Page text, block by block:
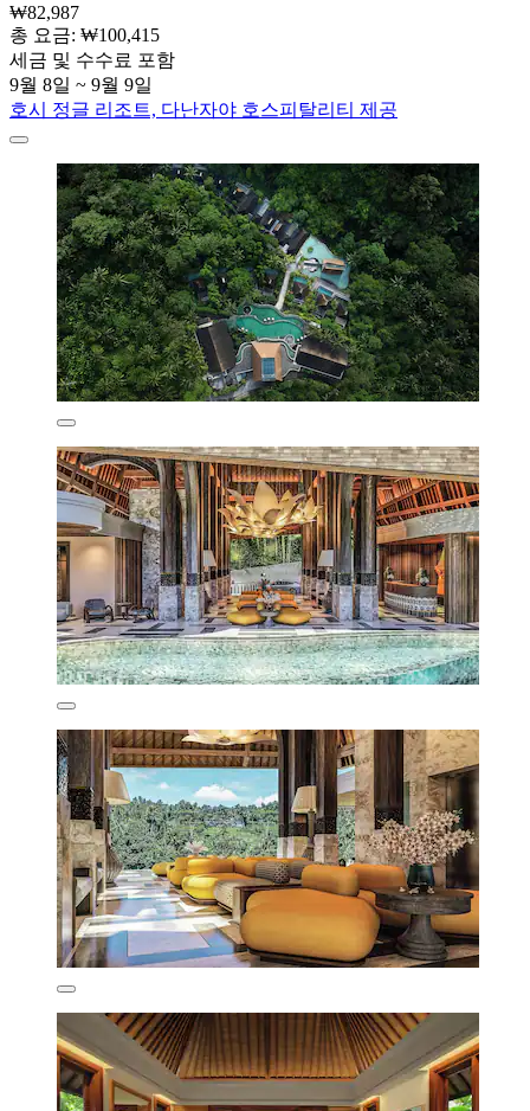
₩82,987
총 요금: ₩100,415
세금 및 수수료 포함
9월 8일 ~ 9월 9일
호시 정글 리조트, 다난자야 호스피탈리티 제공